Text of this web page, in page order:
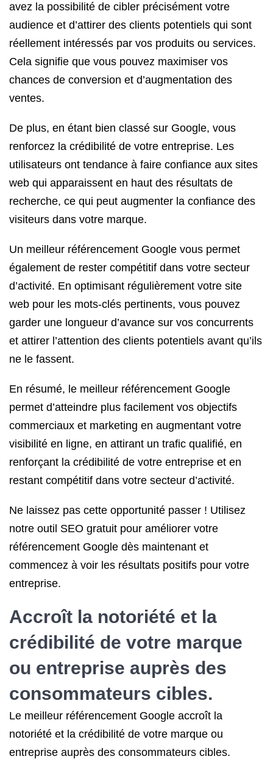
avez la possibilité de cibler précisément votre
audience et d’attirer des clients potentiels qui sont
réellement intéressés par vos produits ou services.
Cela signifie que vous pouvez maximiser vos
chances de conversion et d’augmentation des
ventes.
De plus, en étant bien classé sur Google, vous
renforcez la crédibilité de votre entreprise. Les
utilisateurs ont tendance à faire confiance aux sites
web qui apparaissent en haut des résultats de
recherche, ce qui peut augmenter la confiance des
visiteurs dans votre marque.
Un meilleur référencement Google vous permet
également de rester compétitif dans votre secteur
d’activité. En optimisant régulièrement votre site
web pour les mots-clés pertinents, vous pouvez
garder une longueur d’avance sur vos concurrents
et attirer l’attention des clients potentiels avant qu’ils
ne le fassent.
En résumé, le meilleur référencement Google
permet d’atteindre plus facilement vos objectifs
commerciaux et marketing en augmentant votre
visibilité en ligne, en attirant un trafic qualifié, en
renforçant la crédibilité de votre entreprise et en
restant compétitif dans votre secteur d’activité.
Ne laissez pas cette opportunité passer ! Utilisez
notre outil SEO gratuit pour améliorer votre
référencement Google dès maintenant et
commencez à voir les résultats positifs pour votre
entreprise.
Accroît la notoriété et la
crédibilité de votre marque
ou entreprise auprès des
consommateurs cibles.
Le meilleur référencement Google accroît la
notoriété et la crédibilité de votre marque ou
entreprise auprès des consommateurs cibles.